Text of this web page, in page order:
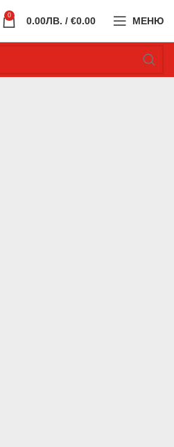
0 0.00ЛВ. / €0.00 МЕНЮ